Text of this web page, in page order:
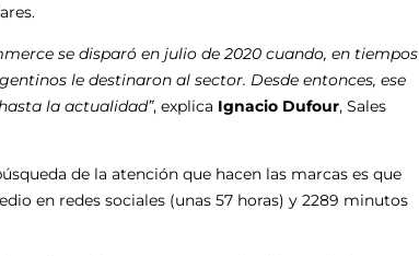
se disparó en julio de 2020 cuando, en tiempos
le destinaron al sector. Desde entonces, ese
la actualidad”, explica Ignacio Dufour, Sales
de la atención que hacen las marcas es que
en redes sociales (unas 57 horas) y 2289 minutos